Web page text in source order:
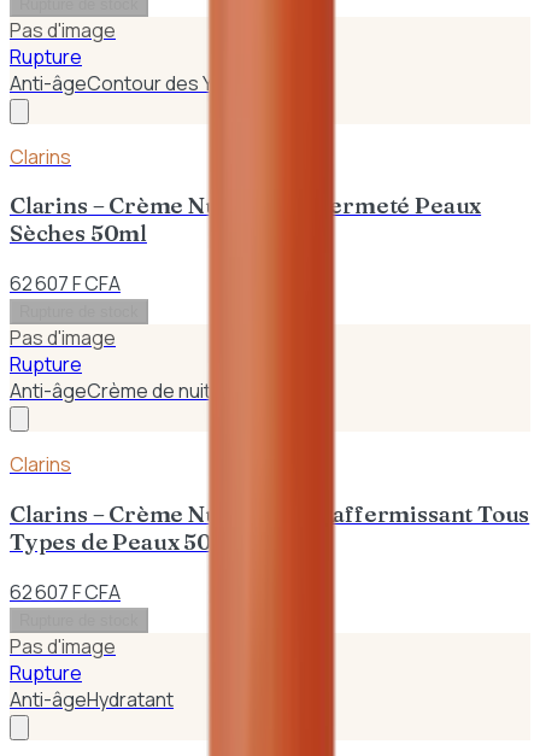
Pas d'image
Rupture
Anti-âgeContour des Yeux
Clarins
Clarins – Crème Nuit Extra – Fermeté Peaux
Sèches 50ml
62 607 F CFA
Pas d'image
Rupture
Anti-âgeCrème de nuit
Clarins
Clarins – Crème Nuit Extra – Raffermissant Tous
Types de Peaux 50ml
62 607 F CFA
Pas d'image
Rupture
Anti-âgeHydratant